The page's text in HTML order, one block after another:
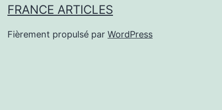
FRANCE ARTICLES
Fièrement propulsé par WordPress